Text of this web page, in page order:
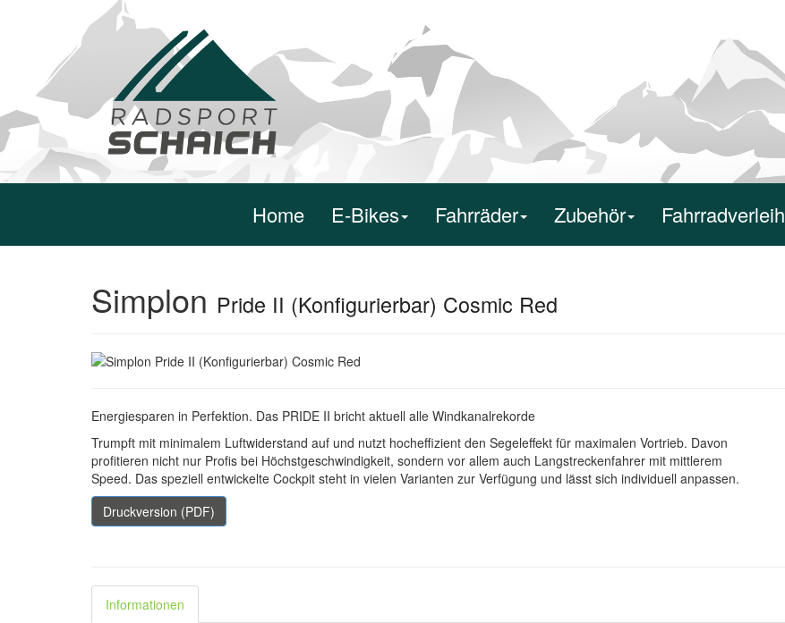
Home E-Bikes Fahrräder Zubehör Fahrradverleih
Simplon Pride II (Konfigurierbar) Cosmic Red
Energiesparen in Perfektion. Das PRIDE II bricht aktuell alle Windkanalrekorde
Trumpft mit minimalem Luftwiderstand auf und nutzt hocheffizient den Segeleffekt für maximalen Vortrieb. Davon
profitieren nicht nur Profis bei Höchstgeschwindigkeit, sondern vor allem auch Langstreckenfahrer mit mittlerem
Speed. Das speziell entwickelte Cockpit steht in vielen Varianten zur Verfügung und lässt sich individuell anpassen.
Druckversion (PDF)
Informationen